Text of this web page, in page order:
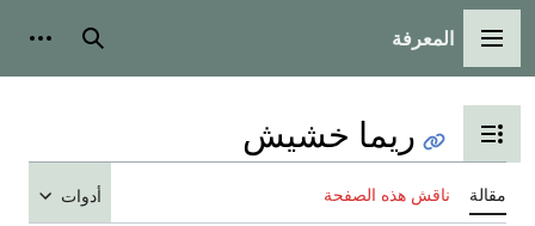
القائمة الرئيسية
المعرفة بحث
تبديل عرض جدول المحتويات
ريما خشيش
مقالة ناقش هذه الصفحة أدوات